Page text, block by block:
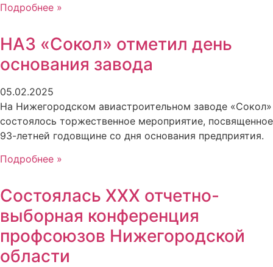
Подробнее »
НАЗ «Сокол» отметил день
основания завода
05.02.2025
На Нижегородском авиастроительном заводе «Сокол»
состоялось торжественное мероприятие, посвященное
93-летней годовщине со дня основания предприятия.
Подробнее »
Состоялась XXX отчетно-
выборная конференция
профсоюзов Нижегородской
области